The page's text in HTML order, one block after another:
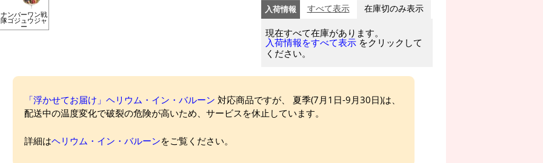
ナンバーワン戦
隊ゴジュウジャ
ー
入荷情報 すべて表示 在庫切のみ表示
現在すべて在庫があります。
入荷情報をすべて表示 をクリックして
ください。
「浮かせてお届け」ヘリウム・イン・バルーン 対応商品ですが、 夏季(7月1日-9月30日)は、
配送中の温度変化で破裂の危険が高いため、サービスを休止しています。
詳細はヘリウム・イン・バルーンをご覧ください。